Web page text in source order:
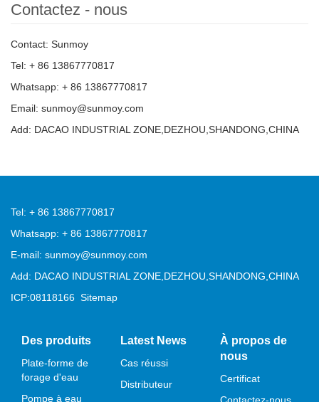
Contactez - nous
Contact: Sunmoy
Tel: + 86 13867770817
Whatsapp: + 86 13867770817
Email: sunmoy@sunmoy.com
Add: DACAO INDUSTRIAL ZONE,DEZHOU,SHANDONG,CHINA
Tel: + 86 13867770817
Whatsapp: + 86 13867770817
E-mail: sunmoy@sunmoy.com
Add: DACAO INDUSTRIAL ZONE,DEZHOU,SHANDONG,CHINA
ICP:08118166 Sitemap
Des produits
Plate-forme de
forage d'eau
Pompe à eau
Latest News
Cas réussi
Distributeur
À propos de
nous
Certificat